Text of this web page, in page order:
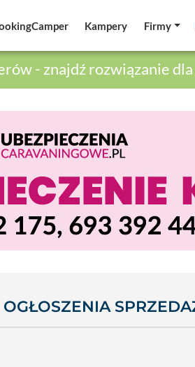
Kampery Firmy
- znajdź rozwiązanie
OGŁOSZENIA
Kampery Firmy